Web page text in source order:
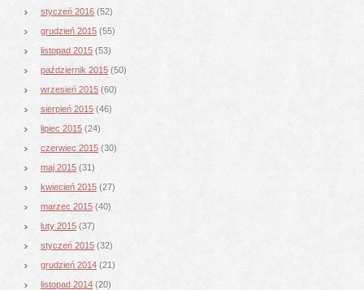
styczeń 2016 (52)
grudzień 2015 (55)
listopad 2015 (53)
październik 2015 (50)
wrzesień 2015 (60)
sierpień 2015 (46)
lipiec 2015 (24)
czerwiec 2015 (30)
maj 2015 (31)
kwiecień 2015 (27)
marzec 2015 (40)
luty 2015 (37)
styczeń 2015 (32)
grudzień 2014 (21)
listopad 2014 (20)